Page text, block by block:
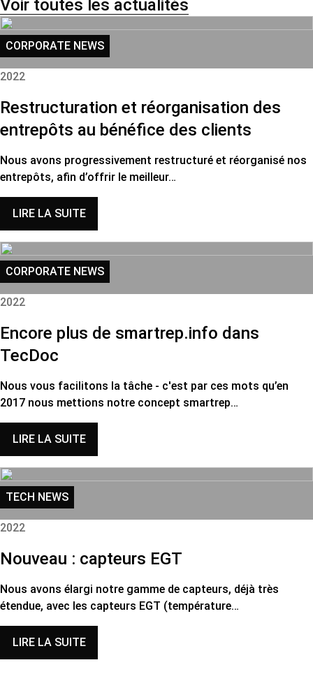
Voir toutes les actualités
CORPORATE NEWS
2022
Restructuration et réorganisation des
entrepôts au bénéfice des clients
Nous avons progressivement restructuré et réorganisé nos
entrepôts, afin d’offrir le meilleur…
LIRE LA SUITE
CORPORATE NEWS
2022
Encore plus de smartrep.info dans
TecDoc
Nous vous facilitons la tâche - c'est par ces mots qu’en
2017 nous mettions notre concept smartrep…
LIRE LA SUITE
TECH NEWS
2022
Nouveau : capteurs EGT
Nous avons élargi notre gamme de capteurs, déjà très
étendue, avec les capteurs EGT (température…
LIRE LA SUITE